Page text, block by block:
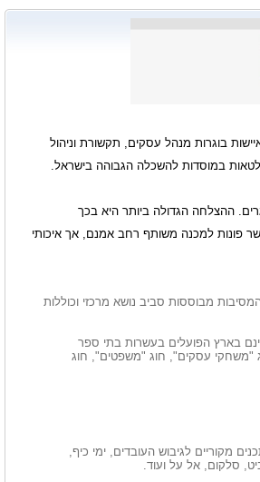
בוגרות מנהל עסקים, תקשורת וניהול
ממגוון פקולטאות במוסדות להשכלה הגבוהה בישראל.
ההצלחה הגדולה ביותר היא בכך
פונות למכנה משותף רחב אמנם, אך איכותי
מבוססות סביב נושא מרכזי וכוללות
בארץ הפועלים בעשרות בתי ספר
"משחקי עסקים", חוג "משפטים", חוג
מקוריים לגיבוש העובדים, ימי כיף,
סלקום, אל על ועוד.